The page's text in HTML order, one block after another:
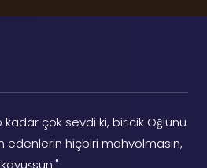
kadar çok sevdi ki, biricik Oğlunu
edenlerin hiçbiri mahvolmasın,